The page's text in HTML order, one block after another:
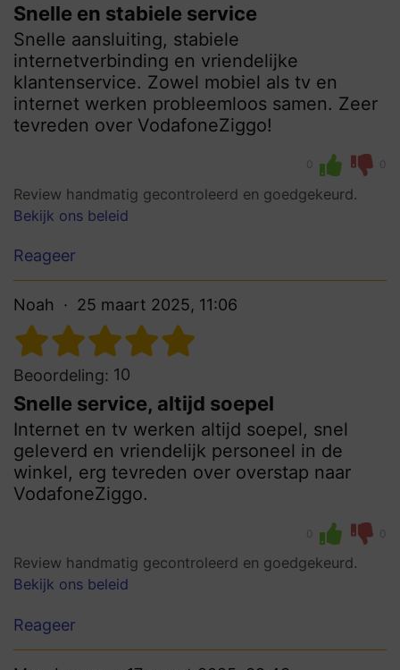
Snelle en stabiele service
Snelle aansluiting, stabiele
internetverbinding en vriendelijke
klantenservice. Zowel mobiel als tv en
internet werken probleemloos samen. Zeer
tevreden over VodafoneZiggo!
0 0
Review handmatig gecontroleerd en goedgekeurd.
Bekijk ons beleid
Reageer
Noah 25 maart 2025, 11:06
Beoordeling: 10
Snelle service, altijd soepel
Internet en tv werken altijd soepel, snel
geleverd en vriendelijk personeel in de
winkel, erg tevreden over overstap naar
VodafoneZiggo.
0 0
Review handmatig gecontroleerd en goedgekeurd.
Bekijk ons beleid
Reageer